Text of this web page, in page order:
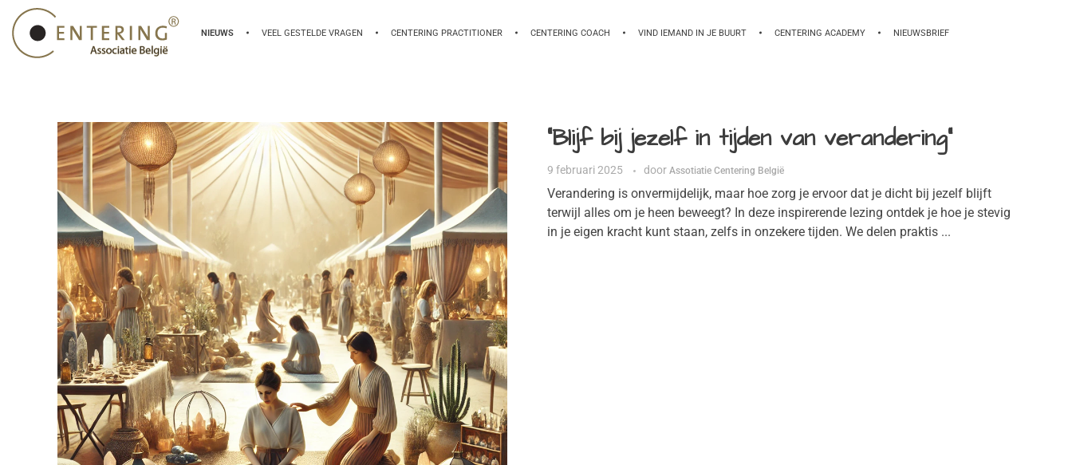
NIEUWS VEEL GESTELDE VRAGEN CENTERING PRACTITIONER CENTERING COACH VIND IEMAND IN JE BUURT CENTERING ACADEMY NIEUWSBRIEF
“Blijf bij jezelf in tijden van verandering”
9 februari 2025 door Assotiatie Centering België
Verandering is onvermijdelijk, maar hoe zorg je ervoor dat je dicht bij jezelf blijft
terwijl alles om je heen beweegt? In deze inspirerende lezing ontdek je hoe je stevig
in je eigen kracht kunt staan, zelfs in onzekere tijden. We delen praktis ...